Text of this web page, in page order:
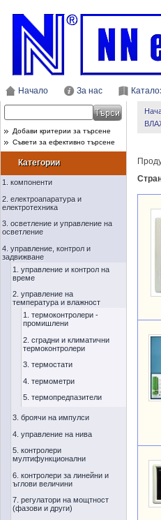
Начало За нас
Добави критерии за търсене
Съвети за ефективно търсене
Категории
1. компоненти
2. електроапаратура и
електротехника
3. осветление и управление на
осветление
4. управление, контрол и
задвижване
1. управление и контрол на
време
2. управление на
температура и влажност
1. термоконтролери -
промишлени
2. сградни и климатични
термоконтролери
3. термостати
4. термометри
5. термопредпазители
3. броячи на импулси
4. управление на нива
5. контролери
мултифункционални
6. контролери за линейни и
ъглови величини
7. регулатори на мощтност
(фазови и други)